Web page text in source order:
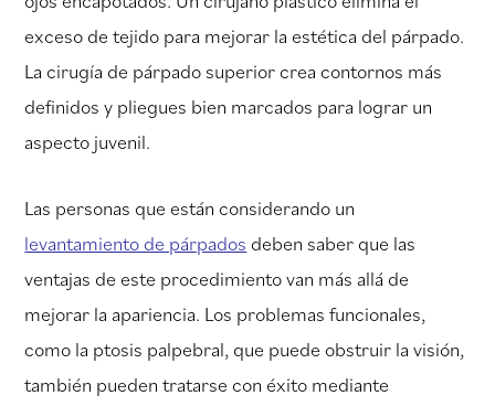
exceso de tejido para mejorar la estética del párpado.
La cirugía de párpado superior crea contornos más
definidos y pliegues bien marcados para lograr un
aspecto juvenil.
Las personas que están considerando un
levantamiento de párpados deben saber que las
ventajas de este procedimiento van más allá de
mejorar la apariencia. Los problemas funcionales,
como la ptosis palpebral, que puede obstruir la visión,
también pueden tratarse con éxito mediante